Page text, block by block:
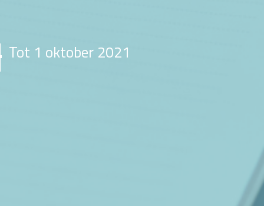
Tot 1 oktober 2021